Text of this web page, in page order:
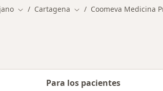
Cambiar de ciudad
Cartagena Cambiar de ciudad
Coomeva Medicina
Para los pacientes